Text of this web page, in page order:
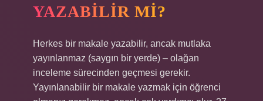
YAZABILIR MI?
Herkes bir makale yazabilir, ancak mutlaka
yayınlanmaz (saygın bir yerde) – olağan
inceleme sürecinden geçmesi gerekir.
Yayınlanabilir bir makale yazmak için öğrenci